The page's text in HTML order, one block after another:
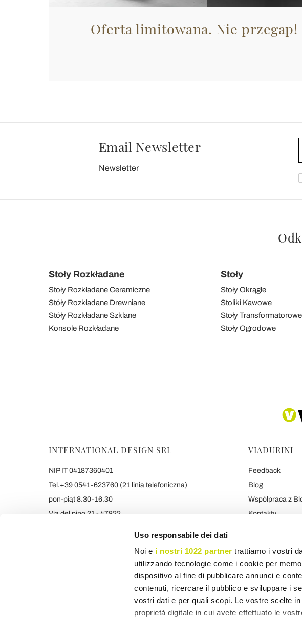
Uso responsabile dei dati
Noi e i nostri 1022 partner trattiamo i vostri
utilizzando tecnologie come i cookie per
dispositivo al fine di pubblicare annunci e
contenuti, ricercare il pubblico e sviluppare i
vostri dati e per quali scopi. Le vostre scelte
proprietà digitale in cui avete effettuato le
Oferta limitowana. Nie przegap!
Email Newsletter
Newsletter
Stoły Rozkładane
Stoły Rozkładane Ceramiczne
Stóły Rozkładane Drewniane
Stóły Rozkładane Szklane
Konsole Rozkładane
Stoły
Stoły Okrągłe
Stoliki Kawowe
Stoły Transformatorowe
Stoły Ogrodowe
INTERNATIONAL DESIGN SRL
NIP IT 04187360401
Tel.+39 0541-623760 (21 linia telefoniczna)
pon-piąt 8.30-16.30
Via del pino 21 - 47822
Powyższe ceny zawierają podatek VAT
VIADURINI
Feedback
Blog
Współpraca z
Kontakty
Mapa produktów